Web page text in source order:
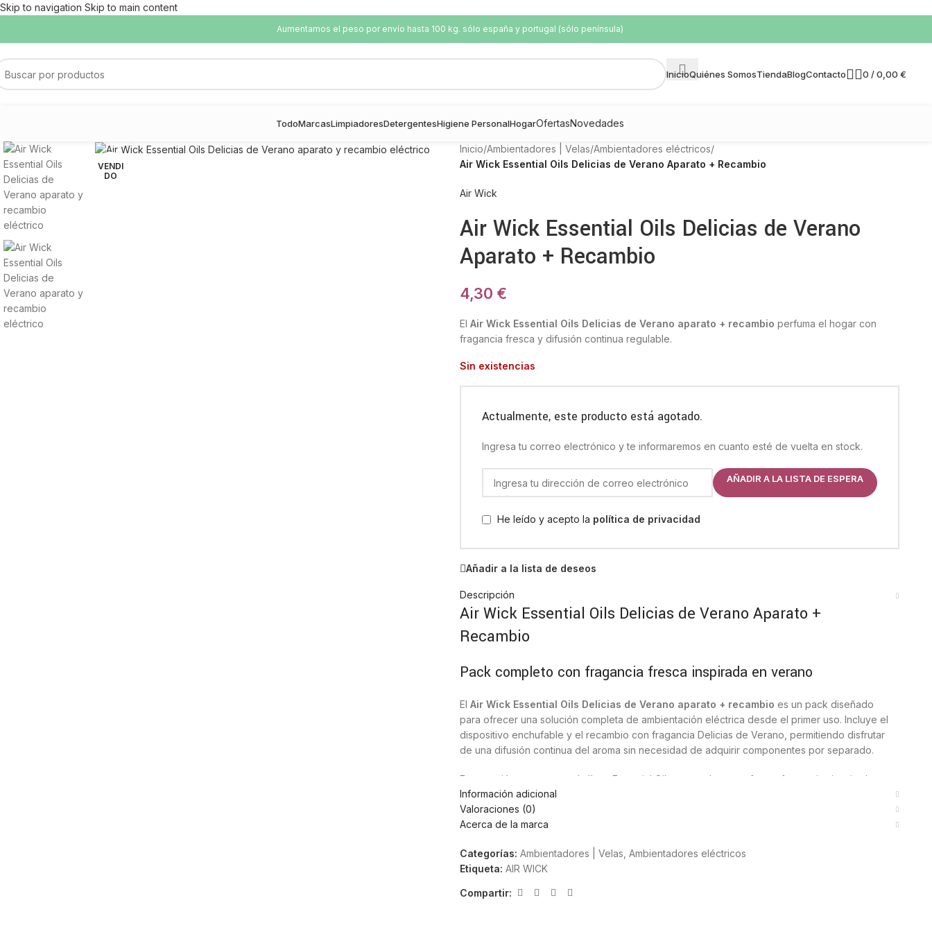
Skip to navigation Skip to main content
Aumentamos el peso por envío hasta 100 kg. sólo españa y portugal (sólo península)
InicioQuiénes SomosTiendaBlogContacto 0 /0,00 €
TodoMarcasLimpiadoresDetergentesHigiene PersonalHogarOfertasNovedades
VENDI
DO
Inicio/Ambientadores | Velas/Ambientadores eléctricos/
Air Wick Essential Oils Delicias de Verano Aparato + Recambio
Air Wick
Air Wick Essential Oils Delicias de Verano
Aparato + Recambio
4,30 €
ElAir Wick Essential Oils Delicias de Verano aparato + recambio perfuma el hogar con
fragancia fresca y difusión continua regulable.
Sin existencias
Actualmente, este producto está agotado.
Ingresa tu correo electrónico y te informaremos en cuanto esté de vuelta en stock.
AÑADIR A LA LISTA DE ESPERA
He leído y acepto la política de privacidad
Añadir a la lista de deseos
Descripción
Air Wick Essential Oils Delicias de Verano Aparato +
Recambio
Pack completo con fragancia fresca inspirada en verano
ElAir Wick Essential Oils Delicias de Verano aparato + recambio es un pack diseñado
para ofrecer una solución completa de ambientación eléctrica desde el primer uso. Incluye el
dispositivo enchufable y el recambio con fragancia Delicias de Verano, permitiendo disfrutar
de una difusión continua del aroma sin necesidad de adquirir componentes por separado.
Esta versión pertenece a la línea Essential Oils, pensada para ofrecer fragancias inspiradas
en aceites esenciales con perfiles aromáticos más elaborados. Delicias de Verano combina
notas frescas y afrutadas que evocan una sensación luminosa y agradable en el hogar.
Características principales Air Wick Essential Oils Delicias de Verano
aparato + recambio
Incluye aparato eléctrico y recambio
Información adicional
Valoraciones (0)
Acerca de la marca
Categorías: Ambientadores | Velas Ambientadores eléctricos
Etiqueta: AIR WICK
Compartir: